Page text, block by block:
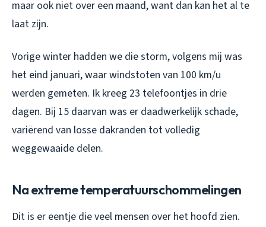
maar ook niet over een maand, want dan kan het al te
laat zijn.
Vorige winter hadden we die storm, volgens mij was
het eind januari, waar windstoten van 100 km/u
werden gemeten. Ik kreeg 23 telefoontjes in drie
dagen. Bij 15 daarvan was er daadwerkelijk schade,
variërend van losse dakranden tot volledig
weggewaaide delen.
Na extreme temperatuurschommelingen
Dit is er eentje die veel mensen over het hoofd zien.